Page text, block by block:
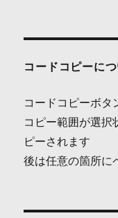
稿
ナ
ビ
ゲ
ー
ョ
コードコピーに
コードコピーボタ
コピー範囲が選択
ピーされます
後は任意の箇所に